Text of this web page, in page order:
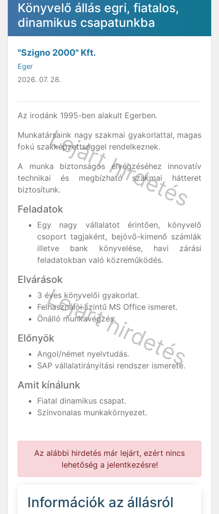
Könyvelő állás egri, fiatalos,
dinamikus csapatunkba
"Szigno 2000" Kft.
Eger
2026. 07. 28.
Az irodánk 1995-ben alakult Egerben.
Munkatársaink nagy szakmai gyakorlattal, magas
fokú szakképzettséggel rendelkeznek.
A munka biztonságos elvégzéséhez innovatív
technikai és megbízható szakmai hátteret
biztosítunk.
Feladatok
Egy nagy vállalatot érintően, könyvelő
csoport tagjaként, bejövő-kimenő számlák
illetve bank könyvelése, havi zárási
feladatokban való közreműködés.
Elvárások
3 éves könyvelői gyakorlat.
Felhasználói szintű MS Office ismeret.
Önálló munkavégzés.
Előnyök
Angol/német nyelvtudás.
SAP vállalatirányítási rendszer ismerete.
Amit kínálunk
Fiatal dinamikus csapat.
Színvonalas munkakörnyezet.
Az alábbi hirdetés már lejárt, ezért nincs
lehetőség a jelentkezésre!
Információk az állásról